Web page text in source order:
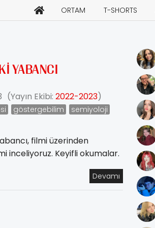
ORTAM T-SHORTS
YABANCI
(Yayın Ekibi: 2022-2023)
göstergebilim
semiyoloji
filmi üzerinden
inceliyoruz. Keyifli okumalar.
Devamı